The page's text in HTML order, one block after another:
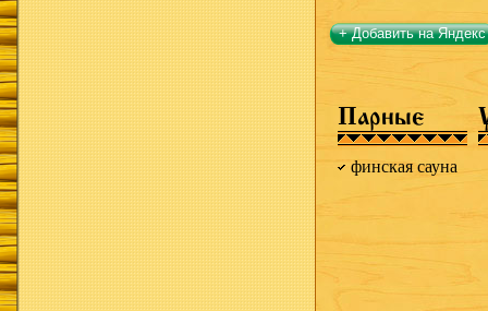
+ Добавить на Яндекс
Парные
финская сауна